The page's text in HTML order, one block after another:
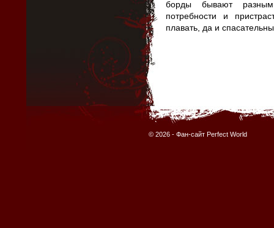
борды бывают
потребности и
плавать, да и
© 2026 - Фан-сайт Perfect World